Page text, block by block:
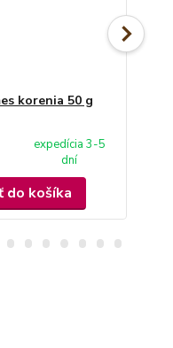
korenia 50 g
expedícia 3-5
dní
do košíka